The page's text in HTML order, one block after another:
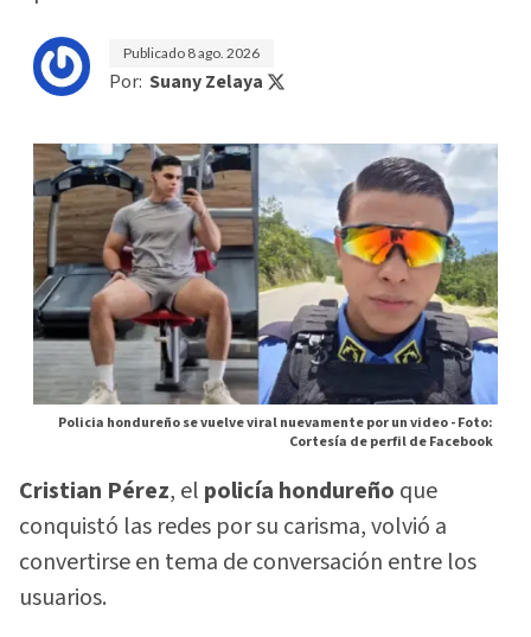
Publicado 8 ago. 2026
Por: Suany Zelaya
Policia hondureño se vuelve viral nuevamente por un video -Foto:
Cortesía de perfil de Facebook
Cristian Pérez, el policía hondureño que
conquistó las redes por su carisma, volvió a
convertirse en tema de conversación entre los
usuarios.